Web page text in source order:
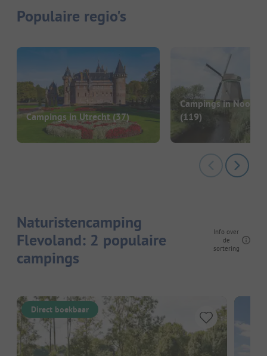
Populaire regio's
Campings in Utrecht(37)
Campings in Noord-
(119)
Naturistencamping
Flevoland: 2 populaire
campings
Info over
de
sortering
Direct boekbaar